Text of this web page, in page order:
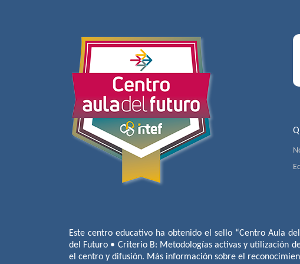
Este centro educativo ha obtenido el sello “Centro Aula
del Futuro • Criterio B: Metodologías activas y utilización
el centro y difusión. Más información sobre el